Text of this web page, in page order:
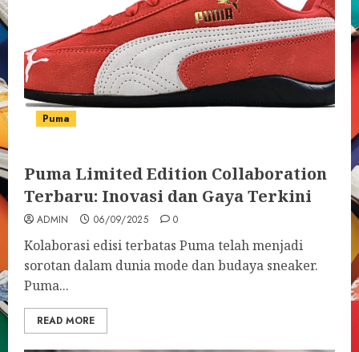
Puma
Puma Limited Edition Collaboration
Terbaru: Inovasi dan Gaya Terkini
ADMIN 06/09/2025 0
Kolaborasi edisi terbatas Puma telah menjadi
sorotan dalam dunia mode dan budaya sneaker.
Puma...
READ MORE